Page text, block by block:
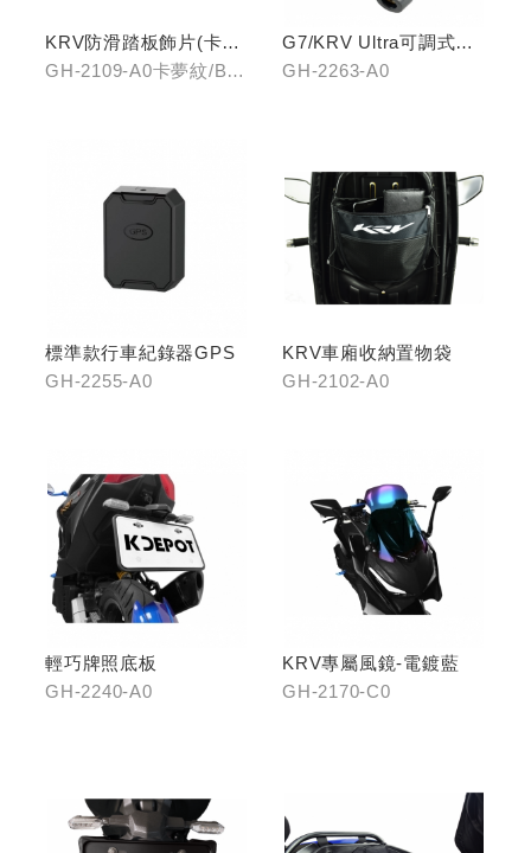
KRV防滑踏板飾片(卡夢
紋/金屬髮絲)
GH-2109-A0卡夢紋/B0
G7/KRV Ultra可調式倒
立機構前叉組
GH-2263-A0
標準款行車紀錄器GPS
GH-2255-A0
KRV車廂收納置物袋
GH-2102-A0
輕巧牌照底板
GH-2240-A0
KRV專屬風鏡-電鍍藍
GH-2170-C0